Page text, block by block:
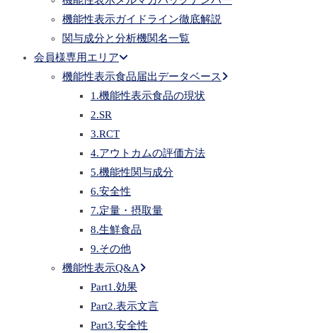
機能性表示ガイドライン徹底解説
関与成分と分析機関名一覧
会員様専用エリア
機能性表示食品届出データベース
1.機能性表示食品の現状
2.SR
3.RCT
4.アウトカムの評価方法
5.機能性関与成分
6.安全性
7.定量・摂取量
8.生鮮食品
9.その他
機能性表示Q&A
Part1.効果
Part2.表示文言
Part3.安全性